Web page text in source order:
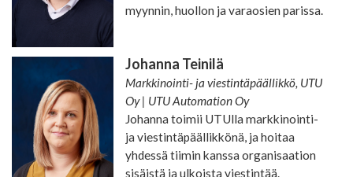
myynnin, huollon ja varaosien parissa.
Johanna Teinilä
Markkinointi- ja viestintäpäällikkö, UTU
Oy | UTU Automation Oy
Johanna toimii UTUlla markkinointi-
ja viestintäpäällikkönä, ja hoitaa
yhdessä tiimin kanssa organisaation
sisäistä ja ulkoista viestintää.